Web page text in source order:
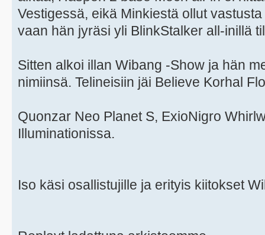
Vestigessä, eikä Minkiestä ollut
vaan hän jyräsi yli BlinkStalker all-inillä
Sitten alkoi illan Wibang -Show ja hän
nimiinsä. Telineisiin jäi Believe Korhal
Quonzar Neo Planet S, ExioNigro
Illuminationissa.
Iso käsi osallistujille ja erityis kiitokset